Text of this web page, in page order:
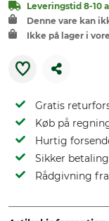
Leveringstid 8-10
Denne vare kan
Ikke på lager i
Gratis
Køb på
Hurtig
Sikker betaling
Rådgivning